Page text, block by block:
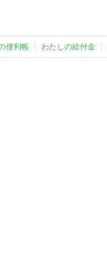
便利帳 わたしの給付金